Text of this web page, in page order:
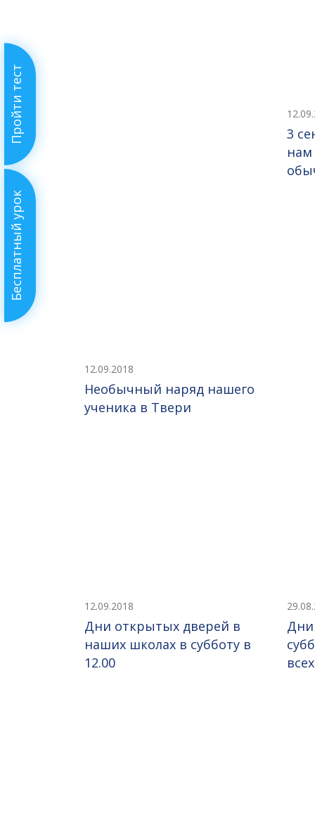
Бесплатный урок
Пройти тест
3
12.09.2018
Необычный наряд нашего
ученика в Твери
12.09.2018
Дни открытых дверей в
наших школах в субботу в
12.00
Дни